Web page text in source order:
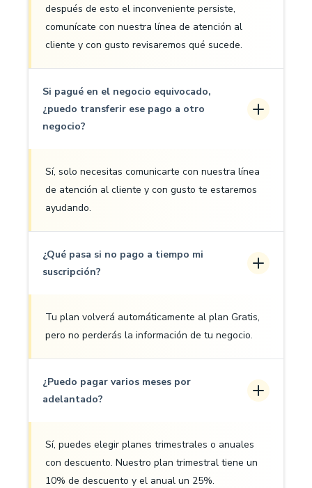
después de esto el inconveniente persiste,
comunícate con nuestra línea de atención al
cliente y con gusto revisaremos qué sucede.
Si pagué en el negocio equivocado,
¿puedo transferir ese pago a otro
negocio?
Sí, solo necesitas comunicarte con nuestra línea
de atención al cliente y con gusto te estaremos
ayudando.
¿Qué pasa si no pago a tiempo mi
suscripción?
Tu plan volverá automáticamente al plan Gratis,
pero no perderás la información de tu negocio.
¿Puedo pagar varios meses por
adelantado?
Sí, puedes elegir planes trimestrales o anuales
con descuento. Nuestro plan trimestral tiene un
10% de descuento y el anual un 25%.